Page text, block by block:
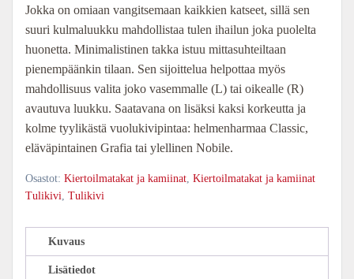
Jokka on omiaan vangitsemaan kaikkien katseet, sillä sen
suuri kulmaluukku mahdollistaa tulen ihailun joka puolelta
huonetta. Minimalistinen takka istuu mittasuhteiltaan
pienempäänkin tilaan. Sen sijoittelua helpottaa myös
mahdollisuus valita joko vasemmalle (L) tai oikealle (R)
avautuva luukku. Saatavana on lisäksi kaksi korkeutta ja
kolme tyylikästä vuolukivipintaa: helmenharmaa Classic,
eläväpintainen Grafia tai ylellinen Nobile.
Osastot: Kiertoilmatakat ja kamiinat Kiertoilmatakat ja kamiinat
Tulikivi Tulikivi
Kuvaus
Lisätiedot